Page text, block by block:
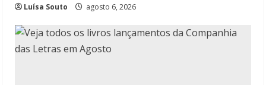
Luísa Souto agosto 6, 2026